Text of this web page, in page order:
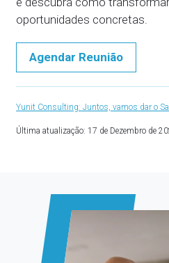
oportunidades concretas.
Agendar Reunião
Yunit Consulting: Juntos, vamos dar o
Última atualização: 17 de Dezembro de